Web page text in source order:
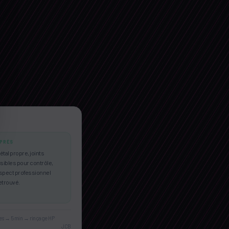
propre, joints
pour contrôle,
professionnel
→ 5 min → rinçage HP
JCB